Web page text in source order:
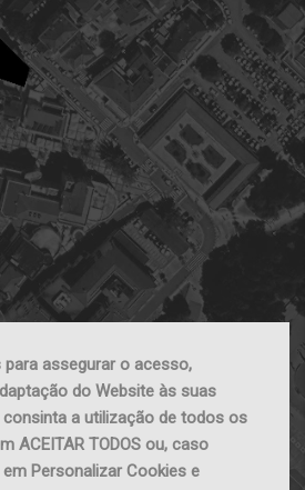
assegurar o acesso,
do Website às suas
a utilização de todos os
ACEITAR TODOS ou, caso
Personalizar Cookies e